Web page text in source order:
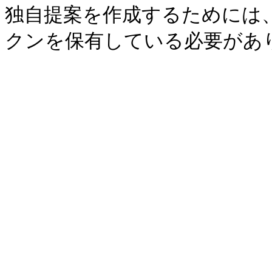
独自提案を作成するために